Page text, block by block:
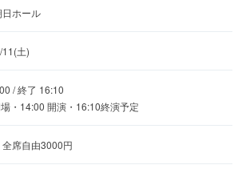
ホール
土)
/ 終了 16:10
・14:00 開演・16:10終演予定
全席自由3000円